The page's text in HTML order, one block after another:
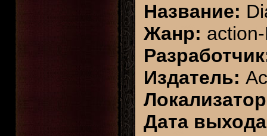
Название:
Жанр:
Издатель:
Дата